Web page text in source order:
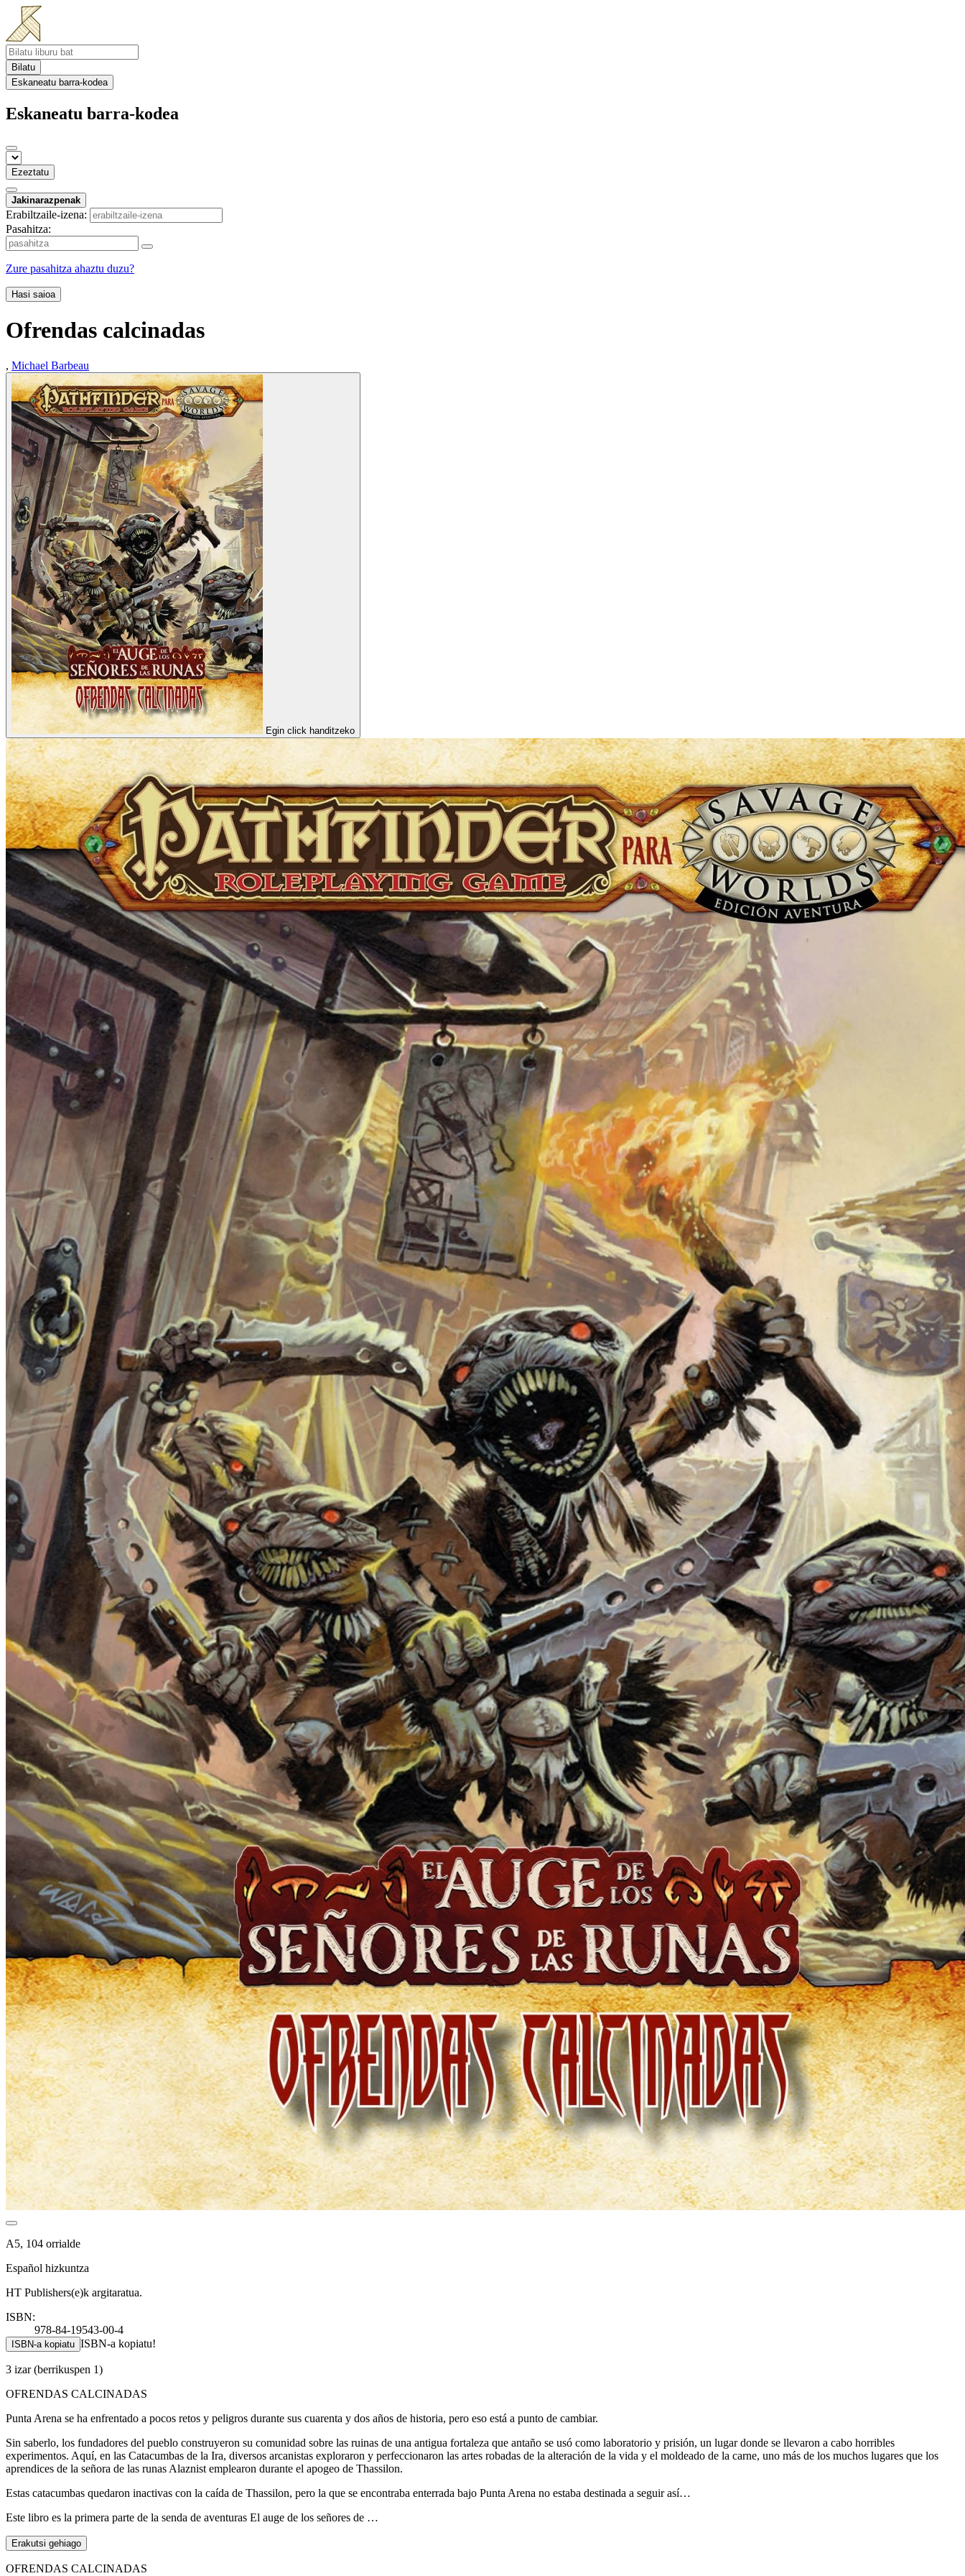
Bilatu
Eskaneatu barra-kodea
Eskaneatu barra-kodea
Ezeztatu
Jakinarazpenak
Erabiltzaile-izena:
Pasahitza:
Zure pasahitza ahaztu duzu?
Hasi saioa
Ofrendas calcinadas
, Michael Barbeau
Egin click handitzeko
A5, 104 orrialde
Español hizkuntza
HT Publishers(e)k argitaratua.
ISBN:
978-84-19543-00-4
ISBN-a kopiatu ISBN-a kopiatu!
3 izar(berrikuspen 1)
OFRENDAS CALCINADAS
Punta Arena se ha enfrentado a pocos retos y peligros durante sus cuarenta y dos años de historia, pero eso está a punto de cambiar.
Sin saberlo, los fundadores del pueblo construyeron su comunidad sobre las ruinas de una antigua fortaleza que antaño se usó como laboratorio y prisión, un lugar donde se llevaron a cabo horribles
experimentos. Aquí, en las Catacumbas de la Ira, diversos arcanistas exploraron y perfeccionaron las artes robadas de la alteración de la vida y el moldeado de la carne, uno más de los muchos lugares que los
aprendices de la señora de las runas Alaznist emplearon durante el apogeo de Thassilon.
Estas catacumbas quedaron inactivas con la caída de Thassilon, pero la que se encontraba enterrada bajo Punta Arena no estaba destinada a seguir así…
Este libro es la primera parte de la senda de aventuras El auge de los señores de …
Erakutsi gehiago
OFRENDAS CALCINADAS